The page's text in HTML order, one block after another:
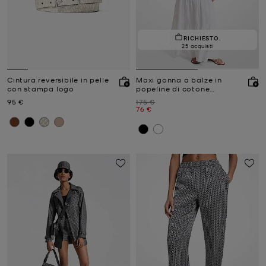
Cintura reversibile in pelle
con stampa logo
Prezzo attuale
95 €
RICHIESTO.
25 acquisti
Maxi gonna a balze in
popeline di cotone
Prezzo iniziale
175 €
Prezzo attuale
76 €